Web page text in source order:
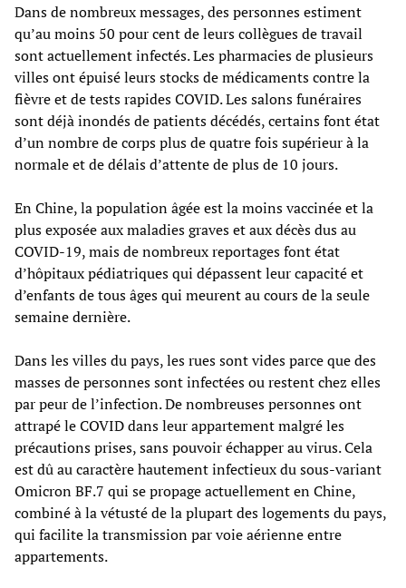
Dans de nombreux messages, des personnes estiment
qu’au moins 50 pour cent de leurs collègues de travail
sont actuellement infectés. Les pharmacies de plusieurs
villes ont épuisé leurs stocks de médicaments contre la
fièvre et de tests rapides COVID. Les salons funéraires
sont déjà inondés de patients décédés, certains font état
d’un nombre de corps plus de quatre fois supérieur à la
normale et de délais d’attente de plus de 10 jours.
En Chine, la population âgée est la moins vaccinée et la
plus exposée aux maladies graves et aux décès dus au
COVID-19, mais de nombreux reportages font état
d’hôpitaux pédiatriques qui dépassent leur capacité et
d’enfants de tous âges qui meurent au cours de la seule
semaine dernière.
Dans les villes du pays, les rues sont vides parce que des
masses de personnes sont infectées ou restent chez elles
par peur de l’infection. De nombreuses personnes ont
attrapé le COVID dans leur appartement malgré les
précautions prises, sans pouvoir échapper au virus. Cela
est dû au caractère hautement infectieux du sous-variant
Omicron BF.7 qui se propage actuellement en Chine,
combiné à la vétusté de la plupart des logements du pays,
qui facilite la transmission par voie aérienne entre
appartements.